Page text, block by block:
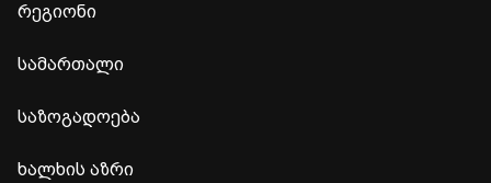
რეგიონი
სამართალი
საზოგადოება
ხალხის აზრი